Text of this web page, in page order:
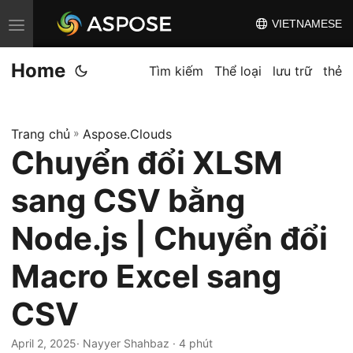
C
h
u
n
đ
i
đ
i
ề
u
h
VIETNAMESE
Home Tìm kiếm Thể loại lưu trữ thẻ
Trang chủ » Aspose.Clouds
Chuyển đổi XLSM
sang CSV bằng
Node.js | Chuyển đổi
Macro Excel sang
CSV
April 2, 2025· Nayyer Shahbaz · 4 phút